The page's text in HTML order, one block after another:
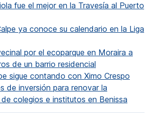
fue el mejor en la Travesía al Puerto
ya conoce su calendario en la Liga
por el ecoparque en Moraira a
de un barrio residencial
sigue contando con Ximo Crespo
de inversión para renovar la
colegios e institutos en Benissa